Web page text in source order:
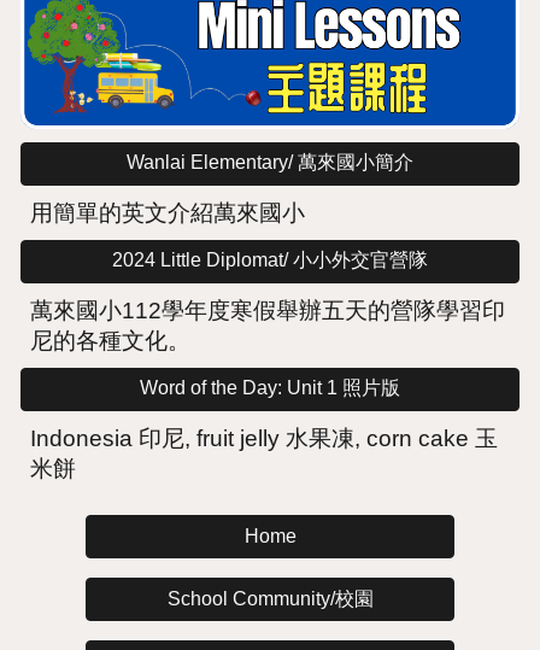
Wanlai Elementary/ 萬來國小簡介
用簡單的英文介紹萬來國小
2024 Little Diplomat/ 小小外交官營隊
萬來國小112學年度寒假舉辦五天的營隊學習印
尼的各種文化。
Word of the Day: Unit 1 照片版
Indonesia 印尼, fruit jelly 水果凍, corn cake 玉
米餅
Home
School Community/校園